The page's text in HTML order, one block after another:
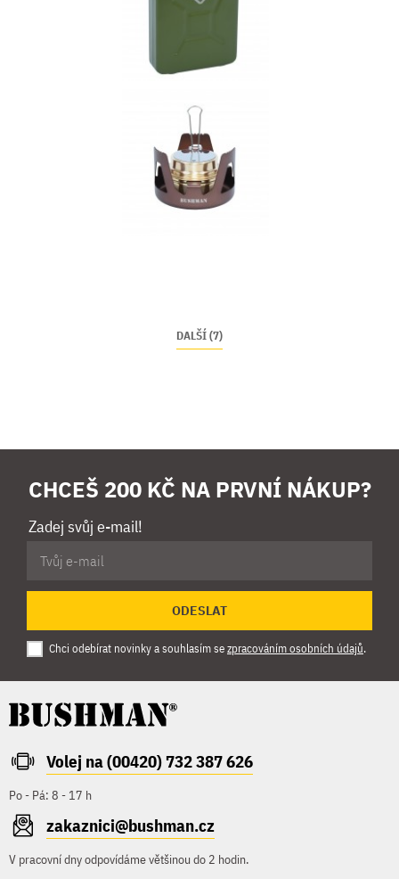
DALŠÍ (7)
CHCEŠ 200 KČ NA PRVNÍ NÁKUP?
Zadej svůj e-mail!
ODESLAT
Chci odebírat novinky a souhlasím sezpracováním osobních údajů.
Volej na (00420) 732 387 626
Po - Pá: 8 - 17 h
zakaznici@bushman.cz
V pracovní dny odpovídáme většinou do 2 hodin.